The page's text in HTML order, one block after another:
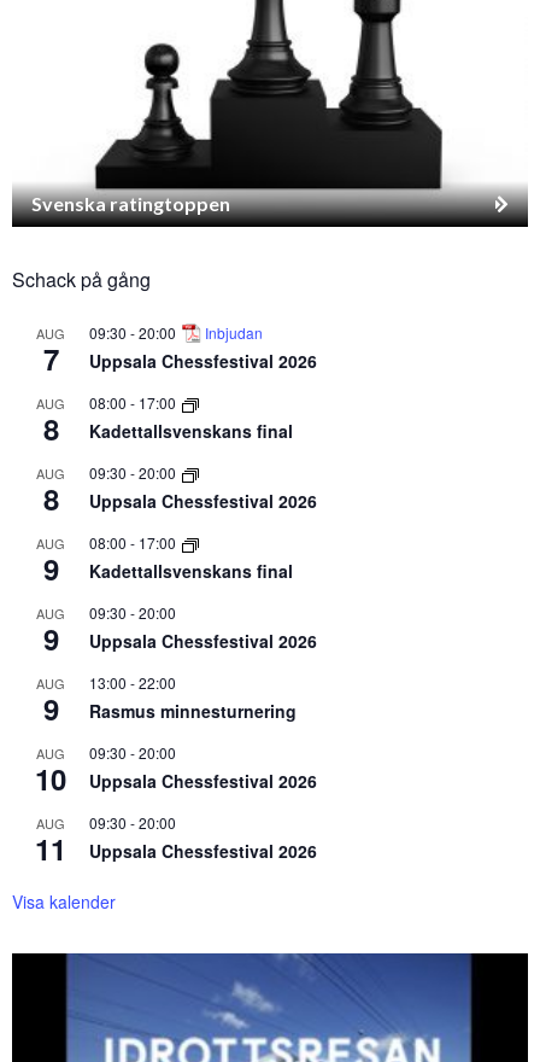
Svenska ratingtoppen
Schack på gång
AUG
7
09:30 -20:00 Inbjudan
Uppsala Chessfestival 2026
AUG
8
08:00 - 17:00
Kadettallsvenskans final
AUG
8
09:30 -20:00
Uppsala Chessfestival 2026
AUG
9
08:00 - 17:00
Kadettallsvenskans final
AUG
9
09:30 -20:00
Uppsala Chessfestival 2026
AUG
9
13:00 -22:00
Rasmus minnesturnering
AUG
10
09:30 -20:00
Uppsala Chessfestival 2026
AUG
11
09:30 -20:00
Uppsala Chessfestival 2026
Visa kalender